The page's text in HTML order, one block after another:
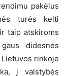
pakėlus
turės kelti
taip atskiroms
didesnes
rinkoje
į valstybės